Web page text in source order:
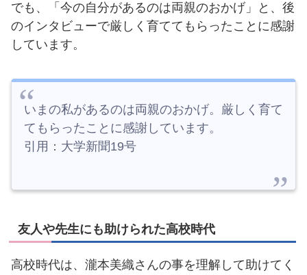
でも、「今の自分があるのは両親のおかげ」と、後
のインタビューで厳しく育ててもらったことに感謝
しています。
いまの私があるのは両親のおかげ。厳しく育て
てもらったことに感謝しています。
引用：大学新聞19号
友人や先生にも助けられた高校時代
高校時代は、瀧本美織さんの事を理解して助けてく